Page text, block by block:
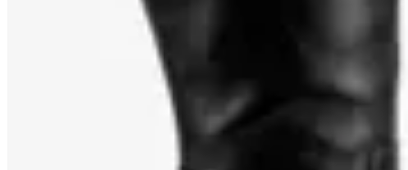
Bota Cuero Tango Caña Larga